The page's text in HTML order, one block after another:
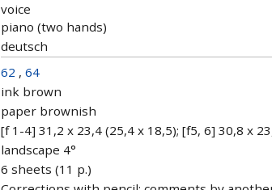
voice
piano (two hands)
deutsch
62 , 64
ink brown
paper brownish
[f 1-4] 31,2 x 23,4 (25,4 x 18,5); [f5, 6] 30,8 x
landscape 4°
6 sheets (11 p.)